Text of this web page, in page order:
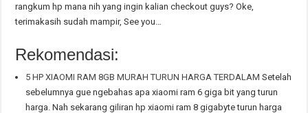
rangkum hp mana nih yang ingin kalian checkout guys? Oke,
terimakasih sudah mampir, See you…
Rekomendasi:
5 HP XIAOMI RAM 8GB MURAH TURUN HARGA TERDALAM Setelah
sebelumnya gue ngebahas apa xiaomi ram 6 giga bit yang turun
harga. Nah sekarang giliran hp xiaomi ram 8 gigabyte turun harga